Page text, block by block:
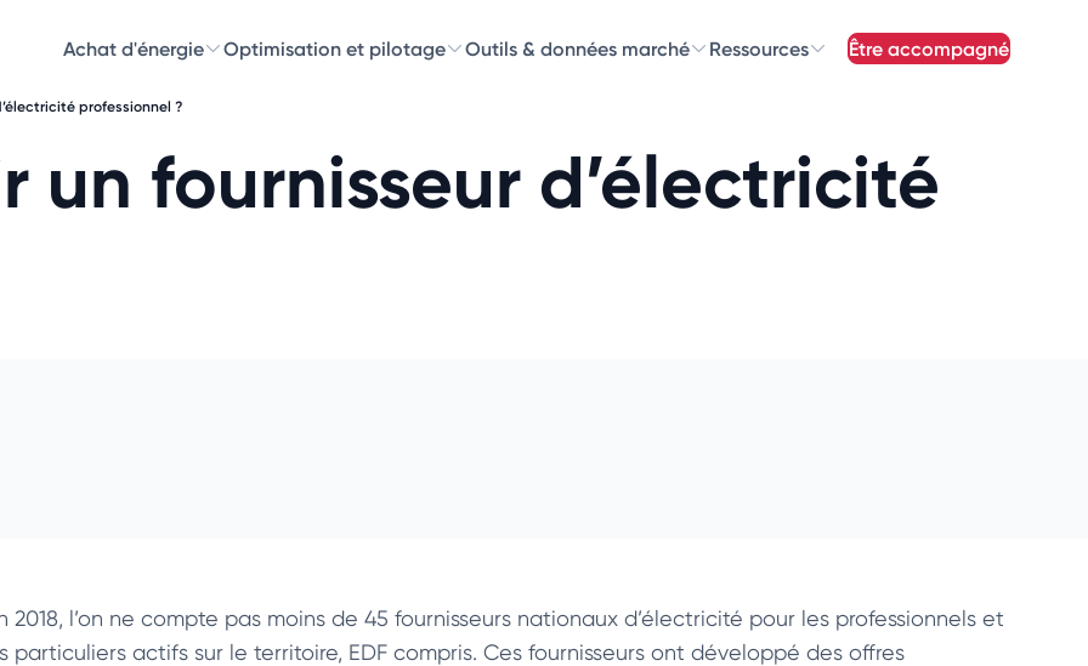
Achat d'énergie Optimisation et pilotage Outils & données marché Ressources être accompagné
professionnel ?
un fournisseur d’électricité
2018, l’on ne compte pas moins de 45 fournisseurs nationaux d’électricité pour les professionnels et
particuliers actifs sur le territoire, EDF compris. Ces fournisseurs ont développé des offres
Découvrez nos newsletters
Choisissez les newsletters qui vous intéressent